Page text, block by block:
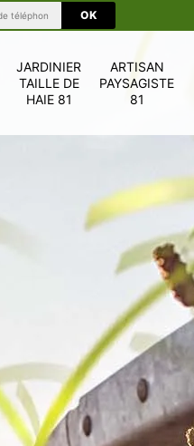
JARDINIER
TAILLE DE
HAIE 81
ARTISAN
PAYSAGISTE
81